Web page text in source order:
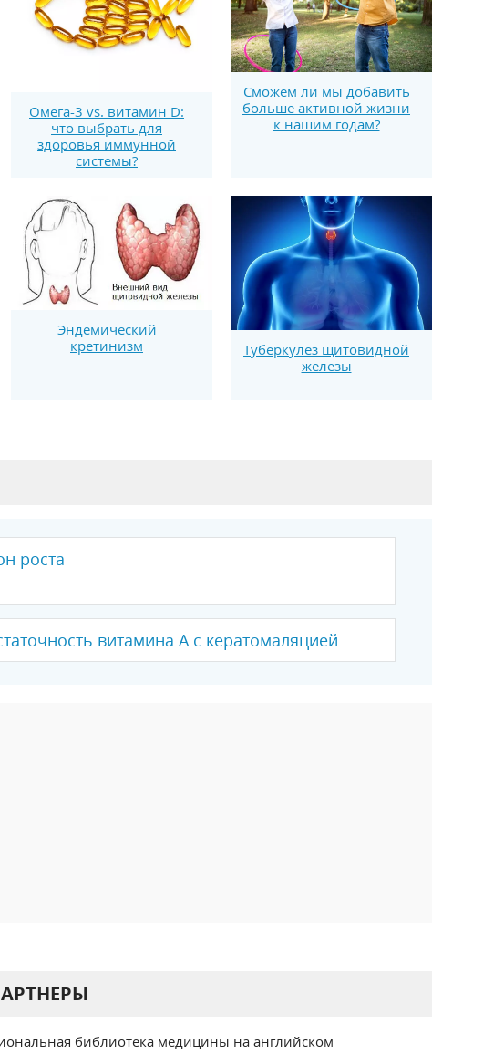
Омега-3 vs. витамин D:
что выбрать для
здоровья иммунной
системы?
Сможем ли мы добавить
больше активной жизни
к нашим годам?
Эндемический
кретинизм
Туберкулез щитовидной
железы
роста
витамина A с кератомаляцией
библиотека медицины на английском